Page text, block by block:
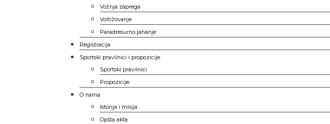
Vožnja zaprega
Voltižovanje
Paradresurno jahanje
Registracija
Sportski pravilnici i propozicije
Sportski pravilnici
Propozicije
O nama
Istorija i misija
Opšta akta